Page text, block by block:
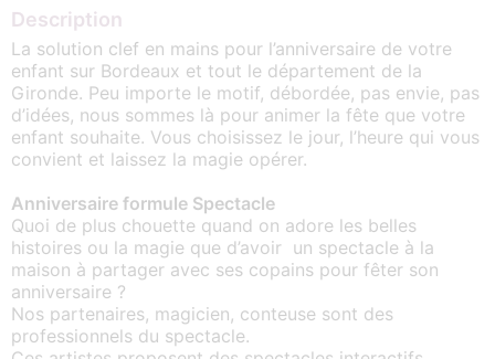
Description
La solution clef en mains pour l’anniversaire de votre
enfant sur Bordeaux et tout le département de la
Gironde. Peu importe le motif, débordée, pas envie, pas
d’idées, nous sommes là pour animer la fête que votre
enfant souhaite. Vous choisissez le jour, l’heure qui vous
convient et laissez la magie opérer.
Anniversaire formule Spectacle
Quoi de plus chouette quand on adore les belles
histoires ou la magie que d’avoir un spectacle à la
maison à partager avec ses copains pour fêter son
anniversaire ?
Nos partenaires, magicien, conteuse sont des
professionnels du spectacle.